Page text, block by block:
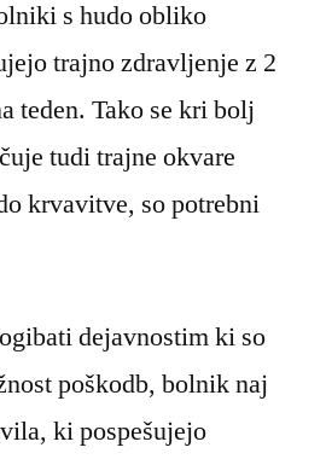
s hudo obliko
trajno zdravljenje z 2
teden. Tako se kri bolj
tudi trajne okvare
krvavitve, so potrebni
dejavnostim ki so
poškodb, bolnik naj
ki pospešujejo